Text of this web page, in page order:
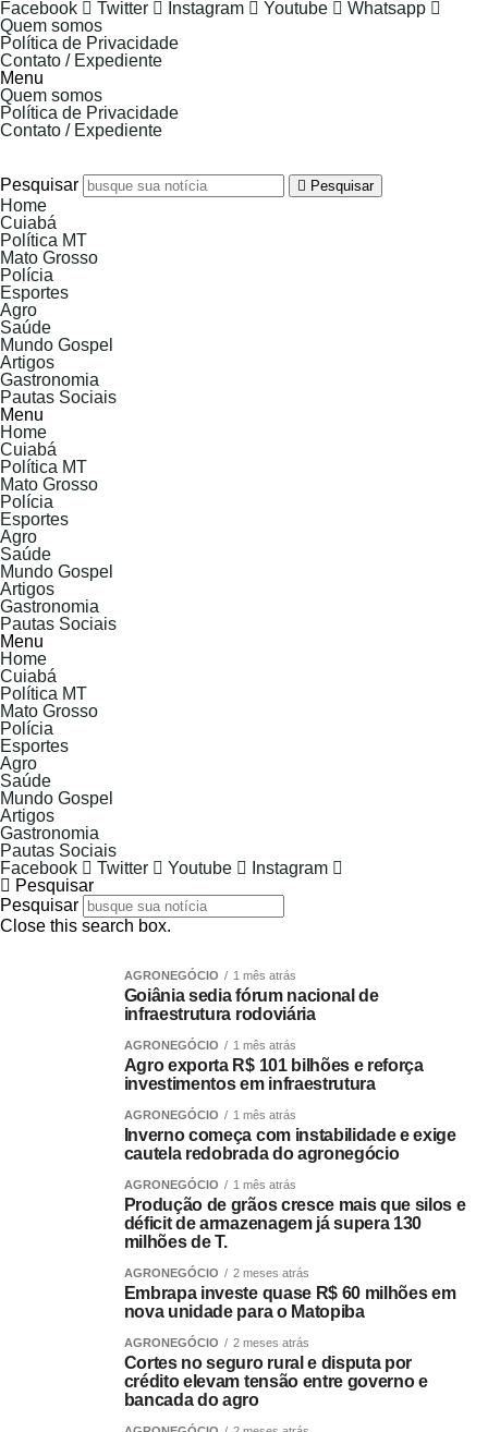
Facebook Twitter Instagram Youtube
Whatsapp
Quem somos
Política de Privacidade
Contato / Expediente
Menu
Quem somos
Política de Privacidade
Contato / Expediente
Pesquisar
Pesquisar
Home
Cuiabá
Política MT
Mato Grosso
Polícia
Esportes
Agro
Saúde
Mundo Gospel
Artigos
Gastronomia
Pautas Sociais
Menu
Home
Cuiabá
Política MT
Mato Grosso
Polícia
Esportes
Agro
Saúde
Mundo Gospel
Artigos
Gastronomia
Pautas Sociais
Menu
Home
Cuiabá
Política MT
Mato Grosso
Polícia
Esportes
Agro
Saúde
Mundo Gospel
Artigos
Gastronomia
Pautas Sociais
Facebook
Twitter Youtube
Instagram
Pesquisar
Pesquisar
Close this search box.
AGRONEGÓCIO 1 mês atrás
Goiânia sedia fórum nacional de
infraestrutura rodoviária
AGRONEGÓCIO 1 mês atrás
Agro exporta R$ 101 bilhões e reforça
investimentos em infraestrutura
AGRONEGÓCIO 1 mês atrás
Inverno começa com instabilidade e exige
cautela redobrada do agronegócio
AGRONEGÓCIO 1 mês atrás
Produção de grãos cresce mais que silos e
déficit de armazenagem já supera 130
milhões de T.
AGRONEGÓCIO 2 meses atrás
Embrapa investe quase R$ 60 milhões em
nova unidade para o Matopiba
AGRONEGÓCIO 2 meses atrás
Cortes no seguro rural e disputa por
crédito elevam tensão entre governo e
bancada do agro